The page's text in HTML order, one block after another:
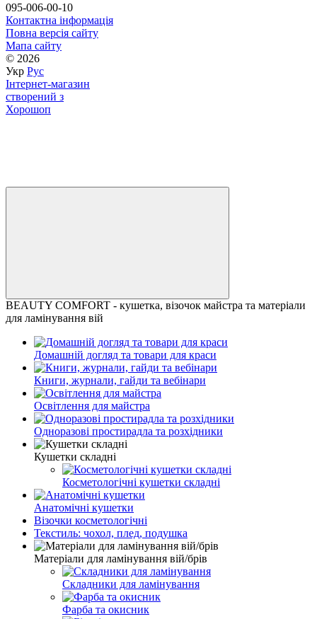
095-006-00-10
Контактна інформація
Повна версія сайту
Мапа сайту
© 2026
Укр Рус
Інтернет-магазин
створений з
Хорошоп
BEAUTY COMFORT - кушетка, візочок майстра та матеріали
для ламінування вій
Домашній догляд та товари для краси
Книги, журнали, гайди та вебінари
Освітлення для майстра
Одноразові простирадла та розхідники
Кушетки складні
Косметологічні кушетки складні
Анатомічні кушетки
Візочки косметологічні
Текстиль: чохол, плед, подушка
Матеріали для ламінування вій/брів
Складники для ламінування
Фарба та окисник